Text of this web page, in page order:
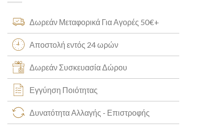
Δωρεάν Μεταφορικά Για Αγορές 50€+
Αποστολή εντός 24 ωρών
Δωρεάν Συσκευασία Δώρου
Εγγύηση Ποιότητας
Δυνατότητα Αλλαγής - Επιστροφής